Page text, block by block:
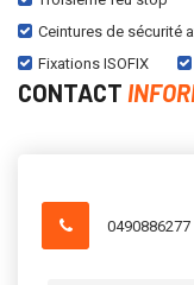
Ceintures de sécurité
Fixations ISOFIX
CONTACT
0490886277